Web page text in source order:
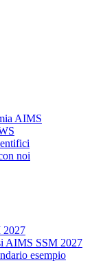
AIMS
noi
2027
AIMS SSM 2027
esempio